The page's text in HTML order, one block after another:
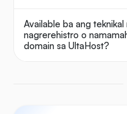
Available ba ang
nagrerehistro o
domain sa UltaHost?